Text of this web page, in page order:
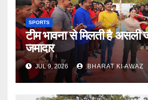
SPORTS
टीम भावना से मिलती है असली
जमादार
JUL 9, 2026 BHARAT KI AWAZ